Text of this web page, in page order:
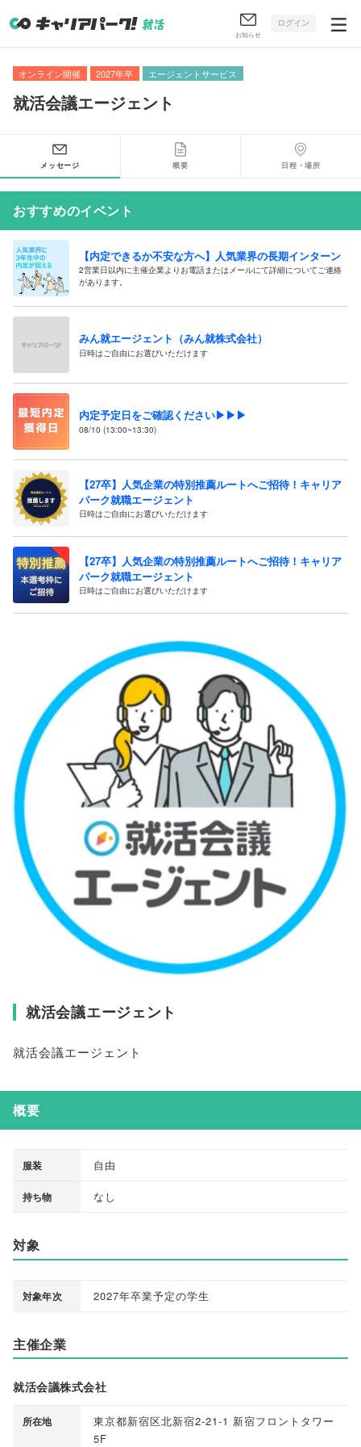
お知らせ
ログイン
オンライン開催 2027年卒 エージェントサービス
就活会議エージェント
メッセージ 概要 日程・場所
おすすめのイベント
【内定できるか不安な方へ】人気業界の長期インターン
2営業日以内に主催企業よりお電話またはメールにて詳細についてご連絡
があります。
みん就エージェント（みん就株式会社）
日時はご自由にお選びいただけます
内定予定日をご確認ください▶▶▶
08/10 (13:00~13:30)
【27卒】人気企業の特別推薦ルートへご招待！キャリア
パーク就職エージェント
日時はご自由にお選びいただけます
【27卒】人気企業の特別推薦ルートへご招待！キャリア
パーク就職エージェント
日時はご自由にお選びいただけます
就活会議エージェント
就活会議エージェント
概要
服装 自由
持ち物 なし
対象
対象年次 2027年卒業予定の学生
主催企業
就活会議株式会社
所在地
東京都新宿区北新宿2-21-1 新宿フロントタワー
5F